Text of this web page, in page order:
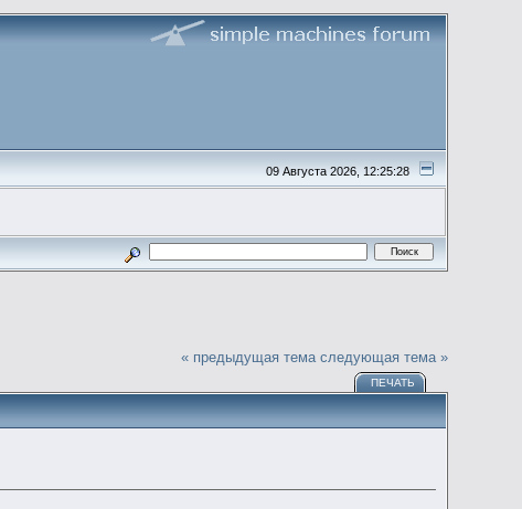
09 Августа 2026, 12:25:28
« предыдущая тема следующая тема »
ПЕЧАТЬ